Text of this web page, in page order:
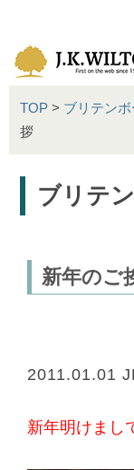
TOP > ブリテンボ
拶
ブリテ
新年のご
2011.01.01
新年明けまし